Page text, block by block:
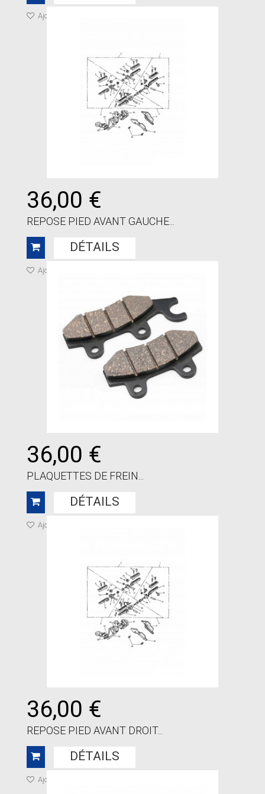
Ajouter à ma liste de cadeaux
36,00 €
REPOSE PIED AVANT GAUCHE...
DÉTAILS
Ajouter à ma liste de cadeaux
36,00 €
PLAQUETTES DE FREIN...
DÉTAILS
Ajouter à ma liste de cadeaux
36,00 €
REPOSE PIED AVANT DROIT...
DÉTAILS
Ajouter à ma liste de cadeaux